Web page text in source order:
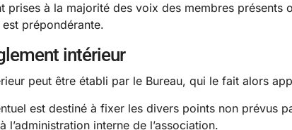
prises à la majorité des voix des membres présents
prépondérante.
intérieur
peut être établi par le Bureau, qui le fait alors
est destiné à fixer les divers points non prévus
l’administration interne de l’association.